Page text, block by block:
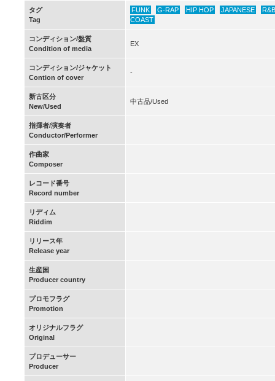
タグ
Tag
FUNK G-RAP HIP HOP JAPANESE
R&B
COAST
コンディション/盤質
Condition of media
EX
コンディション/ジャケット
Contion of cover
-
新古区分
New/Used
中古品/Used
指揮者/演奏者
Conductor/Performer
作曲家
Composer
レコード番号
Record number
リディム
Riddim
リリース年
Release year
生産国
Producer country
プロモフラグ
Promotion
オリジナルフラグ
Original
プロデューサー
Producer